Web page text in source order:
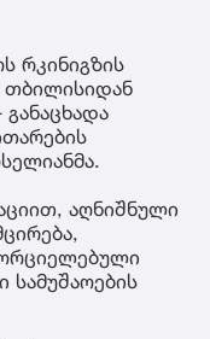
რკინიგზის
თბილისიდან
აღნიშნული
სამუშაოების